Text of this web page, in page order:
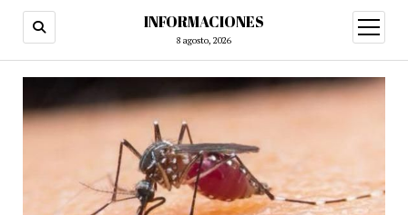
INFORMACIONES
8 agosto, 2026
abrir
menú